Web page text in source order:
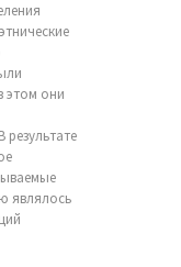
этом они
являлось